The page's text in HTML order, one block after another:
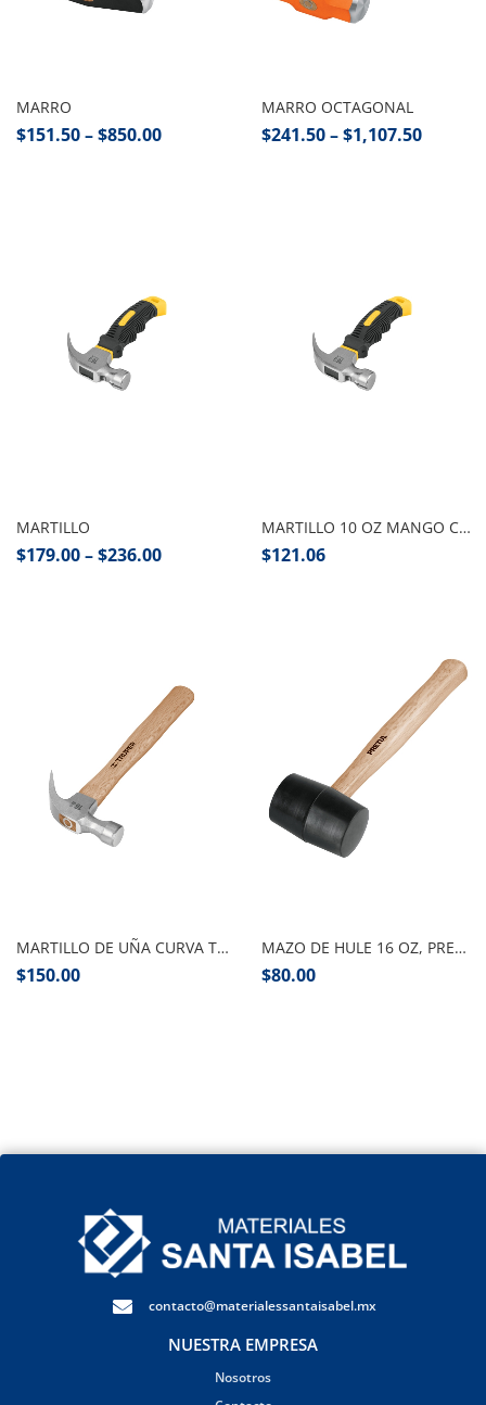
MARRO
$151.50–$850.00
MARRO OCTAGONAL
$241.50–$1,107.50
MARTILLO
$179.00–$236.00
MARTILLO 10 OZ MANGO COMFORT GRIP, PRETUL
$121.06
MARTILLO DE UÑA CURVA TRUPER
$150.00
MAZO DE HULE 16 OZ, PRETUL
$80.00
contacto@materialessantaisabel.mx
NUESTRA EMPRESA
Nosotros